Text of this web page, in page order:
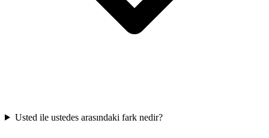
Usted ile ustedes arasındaki fark nedir?